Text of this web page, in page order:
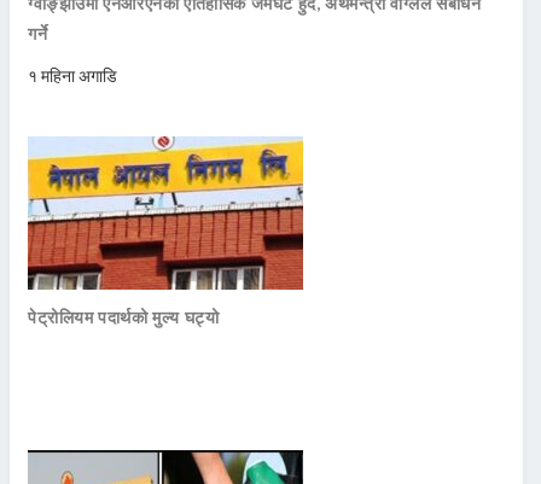
गर्ने
१ महिना अगाडि
पेट्रोलियम पदार्थको मुल्य घट्यो